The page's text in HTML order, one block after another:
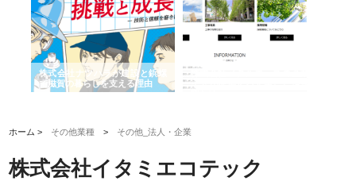
株式会社ナツハラが建設と鋲螺
で滋賀の暮らしを支える理由
イトが提供する充実した情報内
ホーム > その他業種 > その他_法人・企業
株式会社イタミエコテック